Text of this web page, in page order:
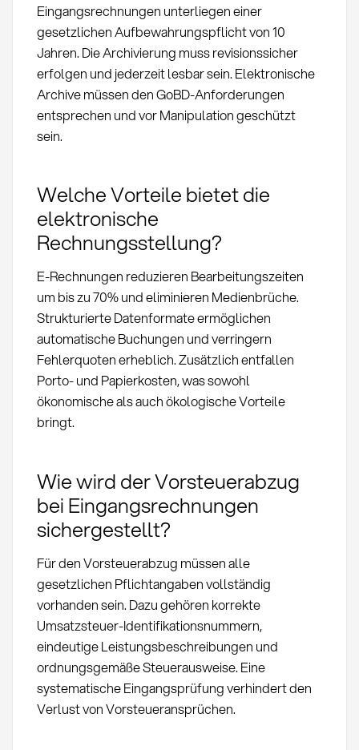
Eingangsrechnungen unterliegen einer
gesetzlichen Aufbewahrungspflicht von 10
Jahren. Die Archivierung muss revisionssicher
erfolgen und jederzeit lesbar sein. Elektronische
Archive müssen den GoBD-Anforderungen
entsprechen und vor Manipulation geschützt
sein.
Welche Vorteile bietet die
elektronische
Rechnungsstellung?
E-Rechnungen reduzieren Bearbeitungszeiten
um bis zu 70% und eliminieren Medienbrüche.
Strukturierte Datenformate ermöglichen
automatische Buchungen und verringern
Fehlerquoten erheblich. Zusätzlich entfallen
Porto- und Papierkosten, was sowohl
ökonomische als auch ökologische Vorteile
bringt.
Wie wird der Vorsteuerabzug
bei Eingangsrechnungen
sichergestellt?
Für den Vorsteuerabzug müssen alle
gesetzlichen Pflichtangaben vollständig
vorhanden sein. Dazu gehören korrekte
Umsatzsteuer-Identifikationsnummern,
eindeutige Leistungsbeschreibungen und
ordnungsgemäße Steuerausweise. Eine
systematische Eingangsprüfung verhindert den
Verlust von Vorsteueransprüchen.